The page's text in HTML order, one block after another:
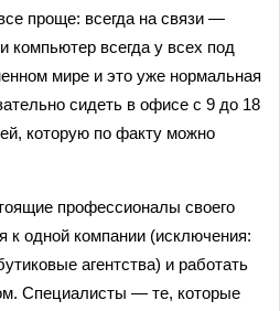
проще: всегда на связи —
компьютер всегда у всех под
мире и это уже нормальная
сидеть в офисе с 9 до 18
которую по факту можно
профессионалы своего
к одной компании (исключения:
агентства) и работать
Специалисты — те, которые